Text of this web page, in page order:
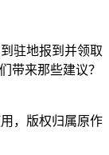
驻地报到并领取
带来那些建议？
，版权归属原作